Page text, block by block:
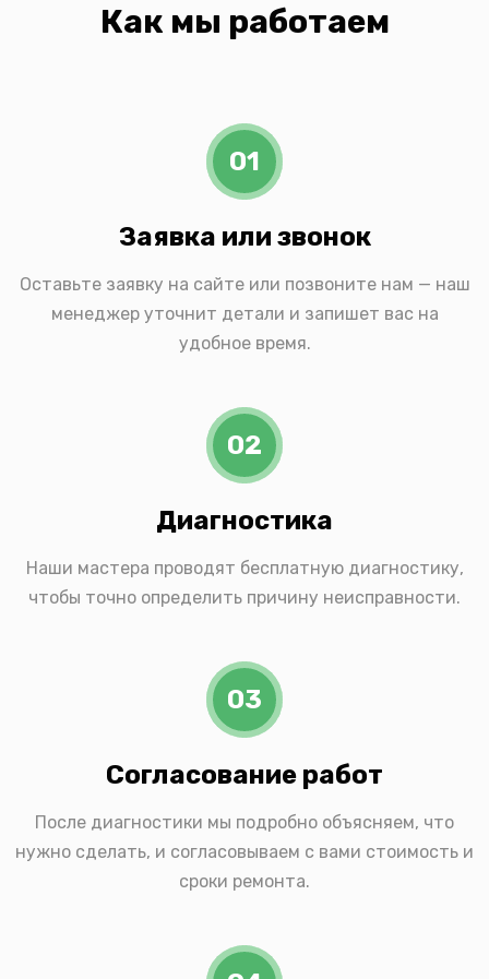
Как мы работаем
01
Заявка или звонок
Оставьте заявку на сайте или позвоните нам — наш
менеджер уточнит детали и запишет вас на
удобное время.
02
Диагностика
Наши мастера проводят бесплатную диагностику,
чтобы точно определить причину неисправности.
03
Согласование работ
После диагностики мы подробно объясняем, что
нужно сделать, и согласовываем с вами стоимость и
сроки ремонта.